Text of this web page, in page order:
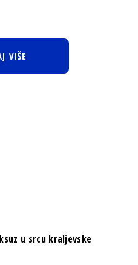
VIŠE
u srcu kraljevske